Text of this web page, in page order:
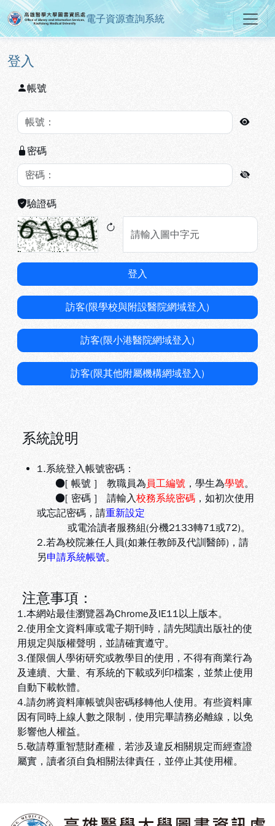
跳到主要內容
:::
高雄醫學大學圖書資訊處電子資
電子資源查詢系統
:::
登入
帳號
密碼
驗證碼
登入
訪客(限學校與附設醫院網域登入)
訪客(限小港醫院網域登入)
訪客(限其他附屬機構網域登入)
系統說明
1.系統登入帳號密碼：
●[ 帳號 ] 教職員為 員工編號 ，學生為學號。
●[ 密碼 ] 請輸入校務系統密碼 ，如初次使用
或忘記密碼，請重新設定
或電洽讀者服務組(分機2133轉71或72)。
2.若為校院兼任人員(如兼任教師及代訓醫師)，請
另申請系統帳號。
注意事項：
1.本網站最佳瀏覽器為Chrome及IE11以上版本。
2.使用全文資料庫或電子期刊時，請先閱讀出版社的使
用規定與版權聲明，並請確實遵守。
3.僅限個人學術研究或教學目的使用，不得有商業行為
及連續、大量、有系統的下載或列印檔案，並禁止使用
自動下載軟體。
4.請勿將資料庫帳號與密碼移轉他人使用。有些資料庫
因有同時上線人數之限制，使用完畢請務必離線，以免
影響他人權益。
5.敬請尊重智慧財產權，若涉及違反相關規定而經查證
屬實，讀者須自負相關法律責任，並停止其使用權。